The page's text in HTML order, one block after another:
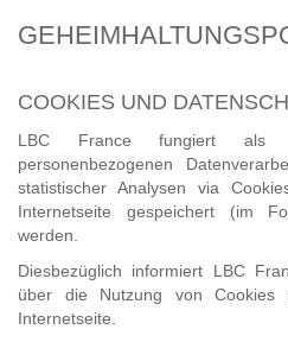
COOKIES UND
LBC France fungiert als
personenbezogenen
statistischer Analysen via
Internetseite gespeichert (im
werden.
Diesbezüglich informiert LBC
über die Nutzung von
Internetseite.